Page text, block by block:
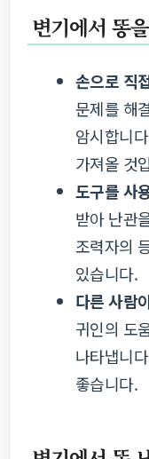
변기에서 똥
손으로 직
문제를 해
암시합니
가져올 것
도구를 사
받아 난관
조력자의
있습니다.
다른 사람
귀인의 도
나타냅니
좋습니다.